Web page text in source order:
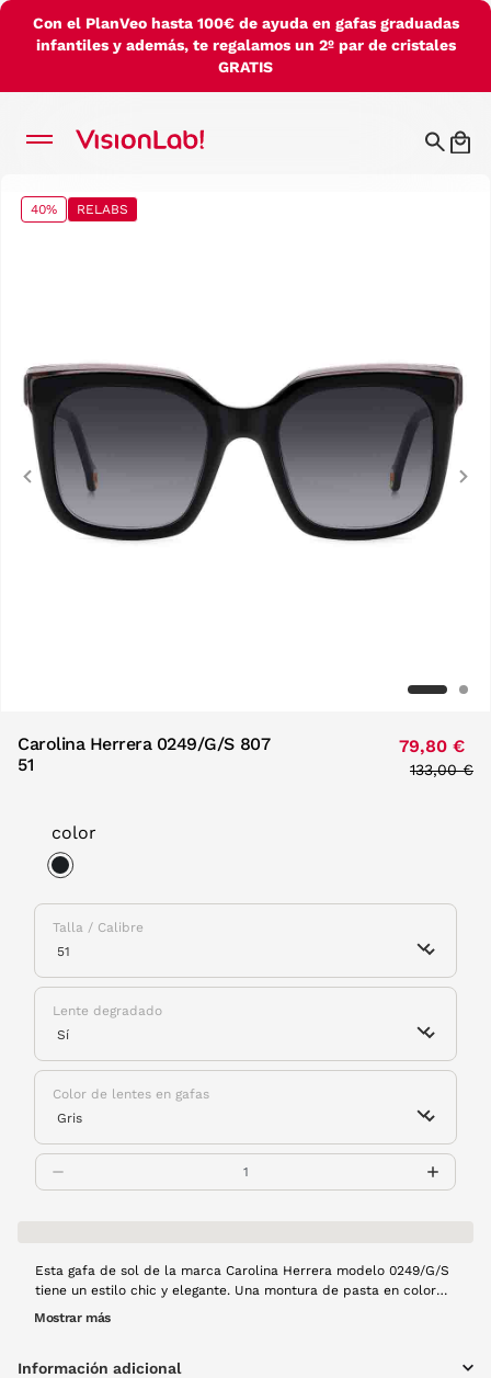
Con el PlanVeo hasta 100€ de ayuda en gafas graduadas
infantiles y además, te regalamos un 2º par de cristales
GRATIS
40% RELABS
Previous
Carolina Herrera 0249/G/S 807
51
79,80 €
Price
133,00 €
color
Talla / Calibre
Lente degradado
Color de lentes en gafas
Esta gafa de sol de la marca Carolina Herrera modelo 0249/G/S
tiene un estilo chic y elegante. Una montura de pasta en color
negro que aportará un toque de distinción a tu look.
Mostrar más
Información adicional